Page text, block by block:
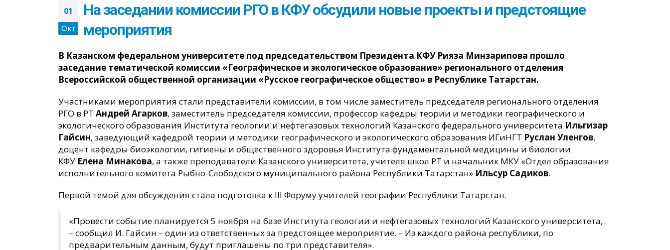
01
Окт
На заседании комиссии РГО в КФУ обсудили новые проекты и предстоящие
мероприятия
В Казанском федеральном университете под председательством Президента КФУ Рияза Минзарипова прошло
заседание тематической комиссии «Географическое и экологическое образование» регионального отделения
Всероссийской общественной организации «Русское географическое общество» в Республике Татарстан.
Участниками мероприятия стали представители комиссии, в том числе заместитель председателя регионального отделения
РГО в РТ Андрей Агарков, заместитель председателя комиссии, профессор кафедры теории и методики географического и
экологического образования Института геологии и нефтегазовых технологий Казанского федерального университета Ильгизар
Гайсин, заведующий кафедрой теории и методики географического и экологического образования ИГиНГТ Руслан Уленгов,
доцент кафедры биоэкологии, гигиены и общественного здоровья Института фундаментальной медицины и биологии
КФУ Елена Минакова, а также преподаватели Казанского университета, учителя школ РТ и начальник МКУ «Отдел образования
исполнительного комитета Рыбно-Слободского муниципального района Республики Татарстан» Ильсур Садиков.
Первой темой для обсуждения стала подготовка к III Форуму учителей географии Республики Татарстан.
«Провести событие планируется 5 ноября на базе Института геологии и нефтегазовых технологий Казанского университета,
– сообщил И. Гайсин – один из ответственных за предстоящее мероприятие. – Из каждого района республики, по
предварительным данным, будут приглашены по три представителя».